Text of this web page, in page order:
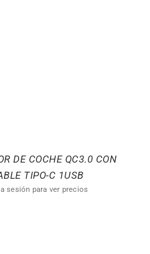
DE COCHE QC3.0 CON
TIPO-C 1USB
sesión para ver precios